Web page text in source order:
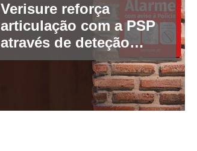
Verisure reforça
articulação com a PSP
através de deteção
proativa de tentativas